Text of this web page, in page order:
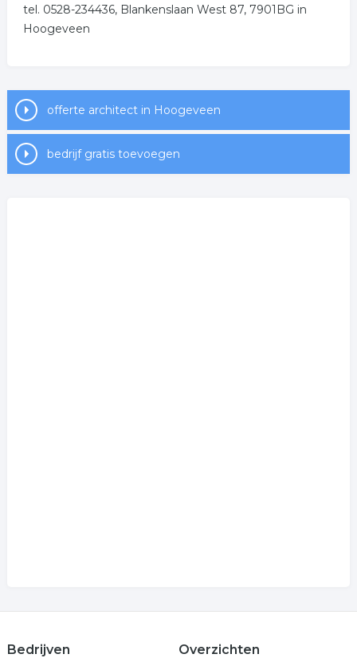
tel. 0528-234436, Blankenslaan West 87, 7901BG in
Hoogeveen
offerte architect in Hoogeveen
bedrijf gratis toevoegen
Bedrijven Overzichten